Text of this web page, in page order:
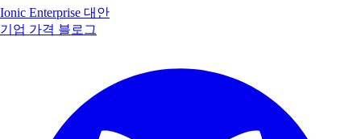
Ionic Enterprise 대안
기업 가격 블로그